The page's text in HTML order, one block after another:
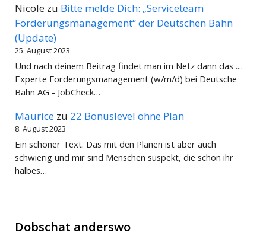
Nicole zu Bitte melde Dich: „Serviceteam
Forderungsmanagement“ der Deutschen Bahn
(Update)
25. August 2023
Und nach deinem Beitrag findet man im Netz dann das ....
Experte Forderungsmanagement (w/m/d) bei Deutsche
Bahn AG - JobCheck…
Maurice zu 22 Bonuslevel ohne Plan
8. August 2023
Ein schöner Text. Das mit den Plänen ist aber auch
schwierig und mir sind Menschen suspekt, die schon ihr
halbes…
Dobschat anderswo